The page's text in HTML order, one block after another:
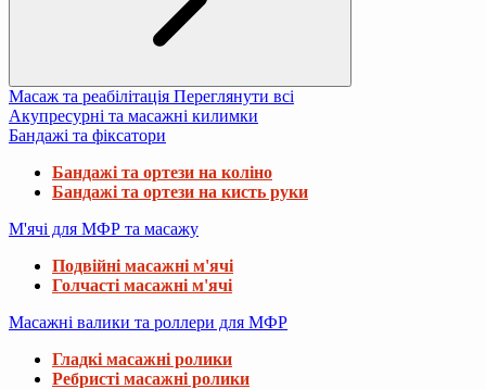
Масаж та реабілітація Переглянути всі
Акупресурні та масажні килимки
Бандажі та фіксатори
Бандажі та ортези на коліно
Бандажі та ортези на кисть руки
М'ячі для МФР та масажу
Подвійні масажні м'ячі
Голчасті масажні м'ячі
Масажні валики та роллери для МФР
Гладкі масажні ролики
Ребристі масажні ролики